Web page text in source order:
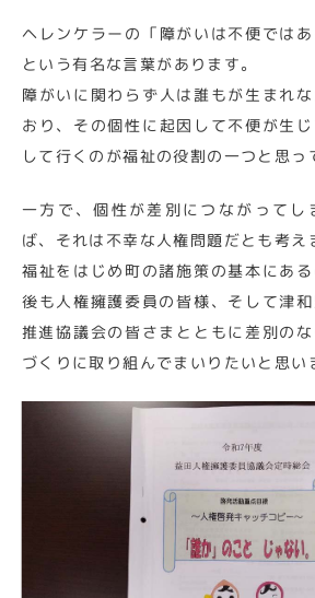
ヘレンケラーの「障がいは不便では
という有名な言葉があります。
障がいに関わらず人は誰もが生まれ
おり、その個性に起因して不便が生
して行くのが福祉の役割の一つと思っ
一方で、個性が差別につながってし
ば、それは不幸な人権問題だとも考え
福祉をはじめ町の諸施策の基本にあ
後も人権擁護委員の皆様、そして津
推進協議会の皆さまとともに差別の
づくりに取り組んでまいりたいと思い